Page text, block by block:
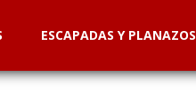
ESCAPADAS Y PLANAZOS